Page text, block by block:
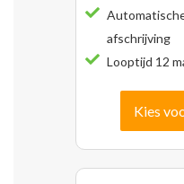
afschrijving
Looptijd 12
Kies